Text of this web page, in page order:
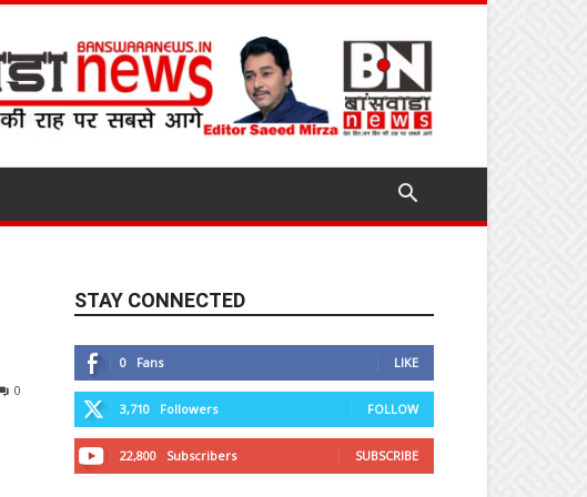
0
STAY CONNECTED
0 Fans LIKE
3,710 Followers FOLLOW
22,800 Subscribers SUBSCRIBE